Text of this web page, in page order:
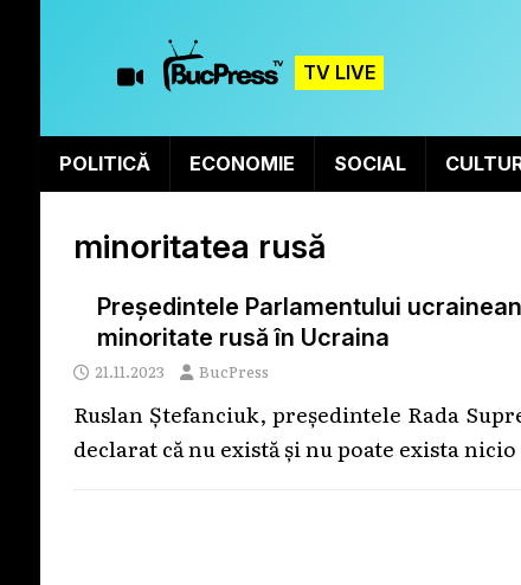
TV LIVE
POLITICĂ ECONOMIE SOCIAL
minoritatea rusă
Președintele Parlamentului
minoritate rusă în Ucraina
21.11.2023 BucPress
Ruslan Ștefanciuk, președintele Rada
declarat că nu există și nu poate exista